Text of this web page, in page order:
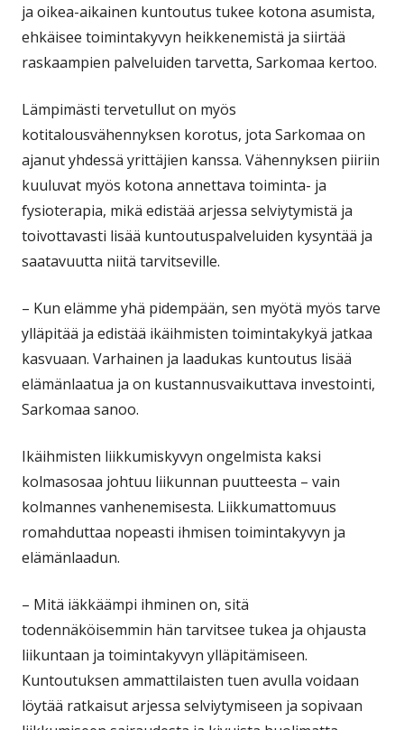
ja oikea-aikainen kuntoutus tukee kotona asumista,
ehkäisee toimintakyvyn heikkenemistä ja siirtää
raskaampien palveluiden tarvetta, Sarkomaa kertoo.
Lämpimästi tervetullut on myös
kotitalousvähennyksen korotus, jota Sarkomaa on
ajanut yhdessä yrittäjien kanssa. Vähennyksen piiriin
kuuluvat myös kotona annettava toiminta- ja
fysioterapia, mikä edistää arjessa selviytymistä ja
toivottavasti lisää kuntoutuspalveluiden kysyntää ja
saatavuutta niitä tarvitseville.
– Kun elämme yhä pidempään, sen myötä myös tarve
ylläpitää ja edistää ikäihmisten toimintakykyä jatkaa
kasvuaan. Varhainen ja laadukas kuntoutus lisää
elämänlaatua ja on kustannusvaikuttava investointi,
Sarkomaa sanoo.
Ikäihmisten liikkumiskyvyn ongelmista kaksi
kolmasosaa johtuu liikunnan puutteesta – vain
kolmannes vanhenemisesta. Liikkumattomuus
romahduttaa nopeasti ihmisen toimintakyvyn ja
elämänlaadun.
– Mitä iäkkäämpi ihminen on, sitä
todennäköisemmin hän tarvitsee tukea ja ohjausta
liikuntaan ja toimintakyvyn ylläpitämiseen.
Kuntoutuksen ammattilaisten tuen avulla voidaan
löytää ratkaisut arjessa selviytymiseen ja sopivaan